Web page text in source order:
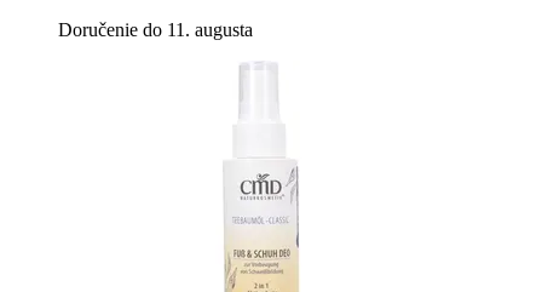
Doručenie do 11. augusta